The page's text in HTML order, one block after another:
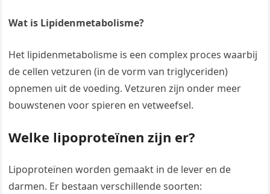
Wat is Lipidenmetabolisme?
Het lipidenmetabolisme is een complex proces waarbij
de cellen vetzuren (in de vorm van triglyceriden)
opnemen uit de voeding. Vetzuren zijn onder meer
bouwstenen voor spieren en vetweefsel.
Welke lipoproteïnen zijn er?
Lipoproteïnen worden gemaakt in de lever en de
darmen. Er bestaan verschillende soorten: